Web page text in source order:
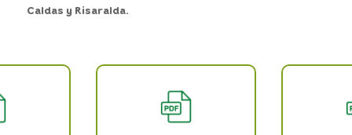
Caldas y Risaralda.